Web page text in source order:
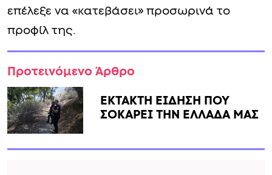
επέλεξε να «κατεβάσει» προσωρινά το
προφίλ της.
Προτεινόμενο Άρθρο
ΕΚΤΑΚΤΗ ΕΙΔΗΣΗ ΠΟΥ
ΣΟΚΑΡΕΙ ΤΗΝ ΕΛΛΑΔΑ ΜΑΣ